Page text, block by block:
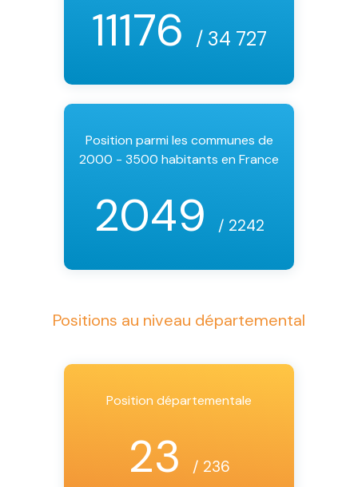
11176 / 34 727
Position parmi les communes de
2000 - 3500 habitants en France
2049 / 2242
Positions au niveau départemental
Position départementale
23 / 236